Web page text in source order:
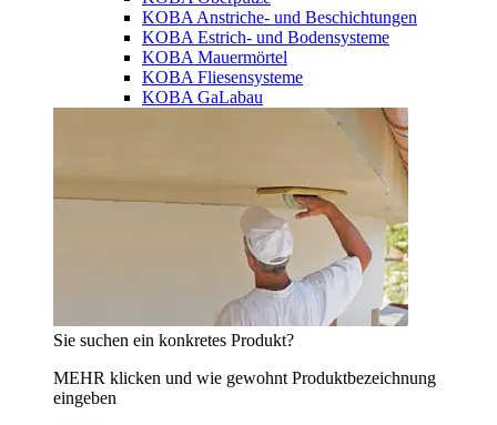
KOBA Anstriche- und Beschichtungen
KOBA Estrich- und Bodensysteme
KOBA Mauermörtel
KOBA Fliesensysteme
KOBA GaLabau
Sie suchen ein konkretes Produkt?
MEHR klicken und wie gewohnt Produktbezeichnung
eingeben